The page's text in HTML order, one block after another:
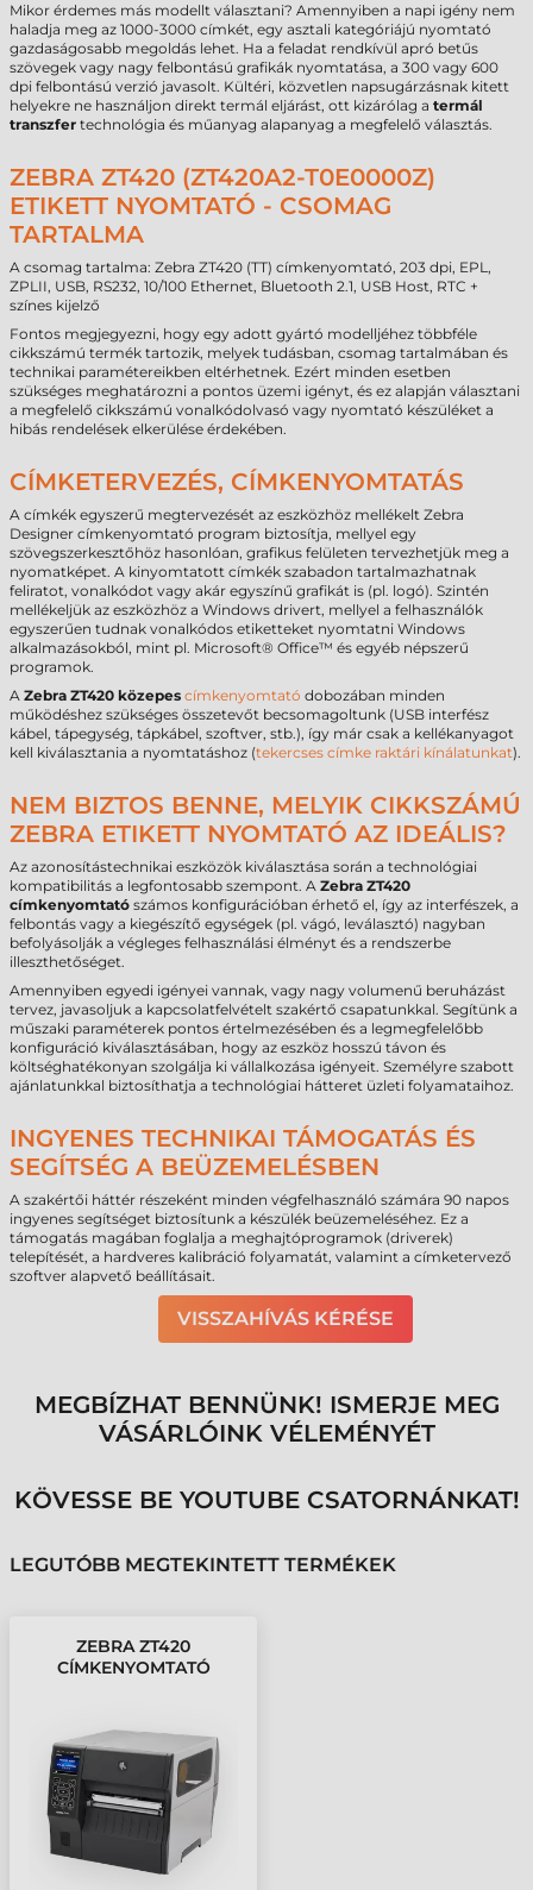
Mikor érdemes más modellt választani? Amennyiben a napi igény nem
haladja meg az 1000-3000 címkét, egy asztali kategóriájú nyomtató
gazdaságosabb megoldás lehet. Ha a feladat rendkívül apró betűs
szövegek vagy nagy felbontású grafikák nyomtatása, a 300 vagy 600
dpi felbontású verzió javasolt. Kültéri, közvetlen napsugárzásnak kitett
helyekre ne használjon direkt termál eljárást, ott kizárólag a termál
transzfer technológia és műanyag alapanyag a megfelelő választás.
ZEBRA ZT420 (ZT420A2-T0E0000Z)
ETIKETT NYOMTATÓ - CSOMAG
TARTALMA
A csomag tartalma: Zebra ZT420 (TT) címkenyomtató, 203 dpi, EPL,
ZPLII, USB, RS232, 10/100 Ethernet, Bluetooth 2.1, USB Host, RTC +
színes kijelző
Fontos megjegyezni, hogy egy adott gyártó modelljéhez többféle
cikkszámú termék tartozik, melyek tudásban, csomag tartalmában és
technikai paramétereikben eltérhetnek. Ezért minden esetben
szükséges meghatározni a pontos üzemi igényt, és ez alapján választani
a megfelelő cikkszámú vonalkódolvasó vagy nyomtató készüléket a
hibás rendelések elkerülése érdekében.
CÍMKETERVEZÉS, CÍMKENYOMTATÁS
A címkék egyszerű megtervezését az eszközhöz mellékelt Zebra
Designer címkenyomtató program biztosítja, mellyel egy
szövegszerkesztőhöz hasonlóan, grafikus felületen tervezhetjük meg a
nyomatképet. A kinyomtatott címkék szabadon tartalmazhatnak
feliratot, vonalkódot vagy akár egyszínű grafikát is (pl. logó). Szintén
mellékeljük az eszközhöz a Windows drivert, mellyel a felhasználók
egyszerűen tudnak vonalkódos etiketteket nyomtatni Windows
alkalmazásokból, mint pl. Microsoft® Office™ és egyéb népszerű
programok.
A Zebra ZT420 közepes címkenyomtató dobozában minden
működéshez szükséges összetevőt becsomagoltunk (USB interfész
kábel, tápegység, tápkábel, szoftver, stb.), így már csak a kellékanyagot
kell kiválasztania a nyomtatáshoz (tekercses címke raktári kínálatunkat).
NEM BIZTOS BENNE, MELYIK CIKKSZÁMÚ
ZEBRA ETIKETT NYOMTATÓ AZ IDEÁLIS?
Az azonosítástechnikai eszközök kiválasztása során a technológiai
kompatibilitás a legfontosabb szempont. A Zebra ZT420
címkenyomtató számos konfigurációban érhető el, így az interfészek, a
felbontás vagy a kiegészítő egységek (pl. vágó, leválasztó) nagyban
befolyásolják a végleges felhasználási élményt és a rendszerbe
illeszthetőséget.
Amennyiben egyedi igényei vannak, vagy nagy volumenű beruházást
tervez, javasoljuk a kapcsolatfelvételt szakértő csapatunkkal. Segítünk a
műszaki paraméterek pontos értelmezésében és a legmegfelelőbb
konfiguráció kiválasztásában, hogy az eszköz hosszú távon és
költséghatékonyan szolgálja ki vállalkozása igényeit. Személyre szabott
ajánlatunkkal biztosíthatja a technológiai hátteret üzleti folyamataihoz.
INGYENES TECHNIKAI TÁMOGATÁS ÉS
SEGÍTSÉG A BEÜZEMELÉSBEN
A szakértői háttér részeként minden végfelhasználó számára 90 napos
ingyenes segítséget biztosítunk a készülék beüzemeléséhez. Ez a
támogatás magában foglalja a meghajtóprogramok (driverek)
telepítését, a hardveres kalibráció folyamatát, valamint a címketervező
szoftver alapvető beállításait.
VISSZAHÍVÁS KÉRÉSE
MEGBÍZHAT BENNÜNK! ISMERJE MEG
VÁSÁRLÓINK VÉLEMÉNYÉT
KÖVESSE BE YOUTUBE CSATORNÁNKAT!
LEGUTÓBB MEGTEKINTETT TERMÉKEK
ZEBRA ZT420
CÍMKENYOMTATÓ